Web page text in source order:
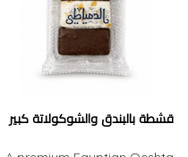
قشطة بالبندق والشوكولاتة كبير